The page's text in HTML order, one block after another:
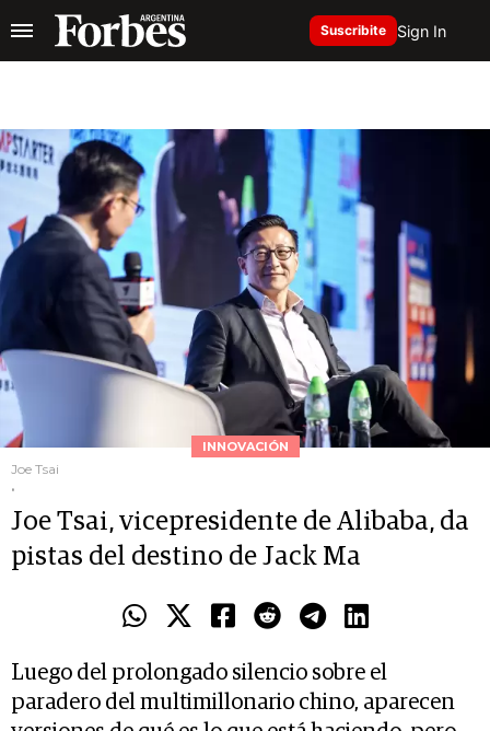
Suscribite Sign In
INNOVACIÓN
Joe Tsai
.
Joe Tsai, vicepresidente de Alibaba, da
pistas del destino de Jack Ma
Luego del prolongado silencio sobre el
paradero del multimillonario chino, aparecen